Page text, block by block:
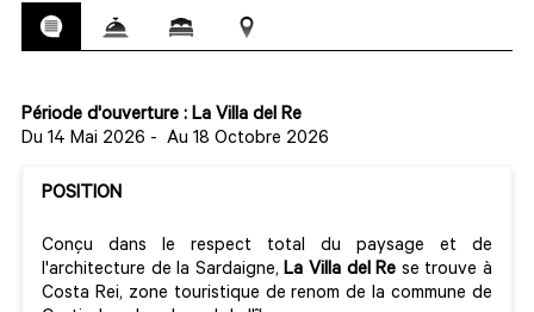
Période d'ouverture : La Villa del Re
Du 14 Mai 2026 - Au 18 Octobre 2026
POSITION
Conçu dans le respect total du paysage et de
l'architecture de la Sardaigne,La Villa del Re se trouve à
Costa Rei, zone touristique de renom de la commune de